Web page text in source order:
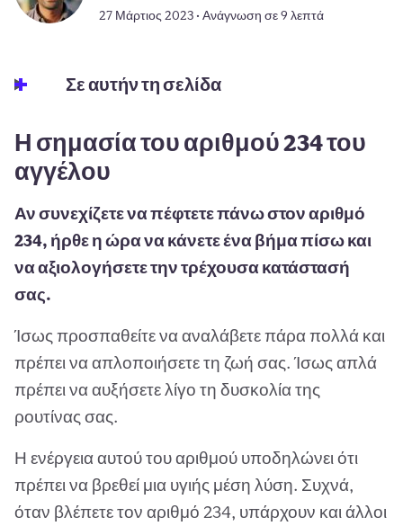
27 Μάρτιος 2023 • Ανάγνωση σε 9 λεπτά
Σε αυτήν τη σελίδα
Η σημασία του αριθμού 234 του
αγγέλου
Αν συνεχίζετε να πέφτετε πάνω στον αριθμό
234, ήρθε η ώρα να κάνετε ένα βήμα πίσω και
να αξιολογήσετε την τρέχουσα κατάστασή
σας.
Ίσως προσπαθείτε να αναλάβετε πάρα πολλά και
πρέπει να απλοποιήσετε τη ζωή σας. Ίσως απλά
πρέπει να αυξήσετε λίγο τη δυσκολία της
ρουτίνας σας.
Η ενέργεια αυτού του αριθμού υποδηλώνει ότι
πρέπει να βρεθεί μια υγιής μέση λύση. Συχνά,
όταν βλέπετε τον αριθμό 234, υπάρχουν και άλλοι